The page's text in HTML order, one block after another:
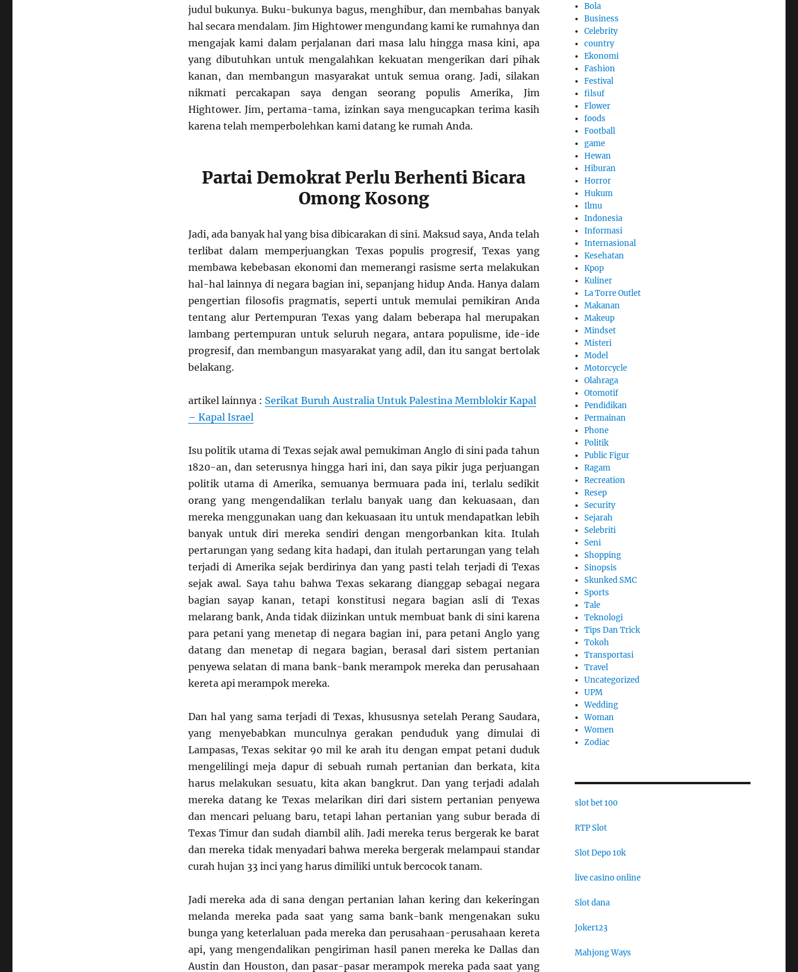
judul bukunya. Buku-bukunya bagus, menghibur, dan membahas banyak
hal secara mendalam. Jim Hightower mengundang kami ke rumahnya dan
mengajak kami dalam perjalanan dari masa lalu hingga masa kini, apa
yang dibutuhkan untuk mengalahkan kekuatan mengerikan dari pihak
kanan, dan membangun masyarakat untuk semua orang. Jadi, silakan
nikmati percakapan saya dengan seorang populis Amerika, Jim
Hightower. Jim, pertama-tama, izinkan saya mengucapkan terima kasih
karena telah memperbolehkan kami datang ke rumah Anda.
Partai Demokrat Perlu Berhenti Bicara
Omong Kosong
Jadi, ada banyak hal yang bisa dibicarakan di sini. Maksud saya, Anda telah
terlibat dalam memperjuangkan Texas populis progresif, Texas yang
membawa kebebasan ekonomi dan memerangi rasisme serta melakukan
hal-hal lainnya di negara bagian ini, sepanjang hidup Anda. Hanya dalam
pengertian filosofis pragmatis, seperti untuk memulai pemikiran Anda
tentang alur Pertempuran Texas yang dalam beberapa hal merupakan
lambang pertempuran untuk seluruh negara, antara populisme, ide-ide
progresif, dan membangun masyarakat yang adil, dan itu sangat bertolak
belakang.
artikel lainnya : Serikat Buruh Australia Untuk Palestina Memblokir Kapal
– Kapal Israel
Isu politik utama di Texas sejak awal pemukiman Anglo di sini pada tahun
1820-an, dan seterusnya hingga hari ini, dan saya pikir juga perjuangan
politik utama di Amerika, semuanya bermuara pada ini, terlalu sedikit
orang yang mengendalikan terlalu banyak uang dan kekuasaan, dan
mereka menggunakan uang dan kekuasaan itu untuk mendapatkan lebih
banyak untuk diri mereka sendiri dengan mengorbankan kita. Itulah
pertarungan yang sedang kita hadapi, dan itulah pertarungan yang telah
terjadi di Amerika sejak berdirinya dan yang pasti telah terjadi di Texas
sejak awal. Saya tahu bahwa Texas sekarang dianggap sebagai negara
bagian sayap kanan, tetapi konstitusi negara bagian asli di Texas
melarang bank, Anda tidak diizinkan untuk membuat bank di sini karena
para petani yang menetap di negara bagian ini, para petani Anglo yang
datang dan menetap di negara bagian, berasal dari sistem pertanian
penyewa selatan di mana bank-bank merampok mereka dan perusahaan
kereta api merampok mereka.
Dan hal yang sama terjadi di Texas, khususnya setelah Perang Saudara,
yang menyebabkan munculnya gerakan penduduk yang dimulai di
Lampasas, Texas sekitar 90 mil ke arah itu dengan empat petani duduk
mengelilingi meja dapur di sebuah rumah pertanian dan berkata, kita
harus melakukan sesuatu, kita akan bangkrut. Dan yang terjadi adalah
mereka datang ke Texas melarikan diri dari sistem pertanian penyewa
dan mencari peluang baru, tetapi lahan pertanian yang subur berada di
Texas Timur dan sudah diambil alih. Jadi mereka terus bergerak ke barat
dan mereka tidak menyadari bahwa mereka bergerak melampaui standar
curah hujan 33 inci yang harus dimiliki untuk bercocok tanam.
Jadi mereka ada di sana dengan pertanian lahan kering dan kekeringan
melanda mereka pada saat yang sama bank-bank mengenakan suku
bunga yang keterlaluan pada mereka dan perusahaan-perusahaan kereta
api, yang mengendalikan pengiriman hasil panen mereka ke Dallas dan
Austin dan Houston, dan pasar-pasar merampok mereka pada saat yang
Bola
Business
Celebrity
country
Ekonomi
Fashion
Festival
filsuf
Flower
foods
Football
game
Hewan
Hiburan
Horror
Hukum
Ilmu
Indonesia
Informasi
Internasional
Kesehatan
Kpop
Kuliner
La Torre Outlet
Makanan
Makeup
Mindset
Misteri
Model
Motorcycle
Olahraga
Otomotif
Pendidikan
Permainan
Phone
Politik
Public Figur
Ragam
Recreation
Resep
Security
Sejarah
Selebriti
Seni
Shopping
Sinopsis
Skunked SMC
Sports
Tale
Teknologi
Tips Dan Trick
Tokoh
Transportasi
Travel
Uncategorized
UPM
Wedding
Woman
Women
Zodiac
slot bet 100
RTP Slot
Slot Depo 10k
live casino online
Slot dana
Joker123
Mahjong Ways